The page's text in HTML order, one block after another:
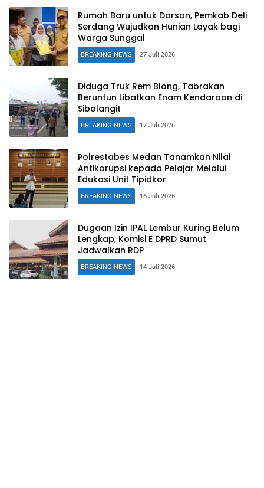
Rumah Baru untuk Darson, Pemkab Deli
Serdang Wujudkan Hunian Layak bagi
Warga Sunggal
BREAKING NEWS 27 Juli 2026
Diduga Truk Rem Blong, Tabrakan
Beruntun Libatkan Enam Kendaraan di
Sibolangit
BREAKING NEWS 17 Juli 2026
Polrestabes Medan Tanamkan Nilai
Antikorupsi kepada Pelajar Melalui
Edukasi Unit Tipidkor
BREAKING NEWS 16 Juli 2026
Dugaan Izin IPAL Lembur Kuring Belum
Lengkap, Komisi E DPRD Sumut
Jadwalkan RDP
BREAKING NEWS 14 Juli 2026